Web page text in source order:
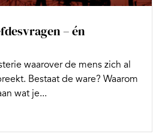
– én
waarover de mens zich al
Bestaat de ware? Waarom
wat je...